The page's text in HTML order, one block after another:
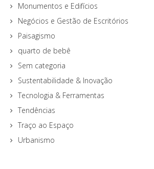
Monumentos e Edifícios
Negócios e Gestão de Escritórios
Paisagismo
quarto de bebê
Sem categoria
Sustentabilidade & Inovação
Tecnologia & Ferramentas
Tendências
Traço ao Espaço
Urbanismo